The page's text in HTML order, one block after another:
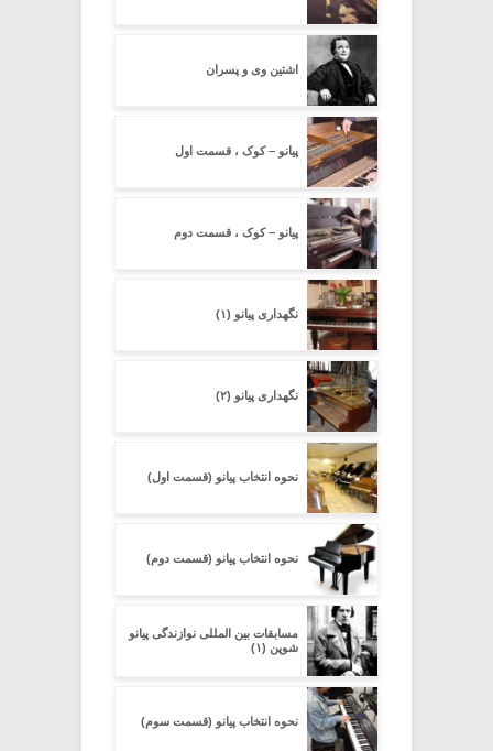
اشتین وی و پسران
پیانو – کوک ، قسمت اول
پیانو – کوک ، قسمت دوم
نگهداری پیانو (۱)
نگهداری پیانو (۲)
نحوه انتخاب پیانو (قسمت اول)
نحوه انتخاب پیانو (قسمت دوم)
مسابقات بین المللی نوازندگی پیانو
شوپن (۱)
نحوه انتخاب پیانو (قسمت سوم)